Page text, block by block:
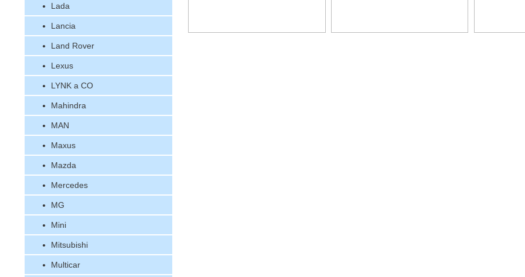
Lada
Lancia
Land Rover
Lexus
LYNK a CO
Mahindra
MAN
Maxus
Mazda
Mercedes
MG
Mini
Mitsubishi
Multicar